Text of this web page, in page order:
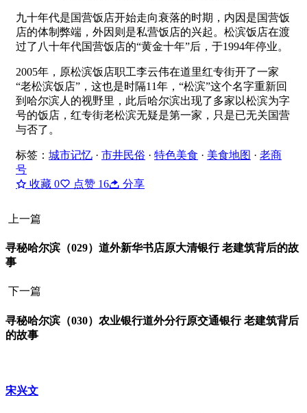
九十年代是国营饭店开始走向衰落的时期，内因是国营饭
店的体制弊端，外因则是私营饭店的兴起。松滨饭店在渡
过了八十年代国营饭店的“黄金十年”后，于1994年停业。
2005年，原松滨饭店职工李云伟在道里红专街开了一家
“老松滨饭店”，这也是时隔11年，“松滨”这个名字重新回
到哈尔滨人的视野里，此后哈尔滨出现了多家以松滨为字
号的饭店，红专街老松滨无疑是第一家，只是已无关国营
与否了。
标签： 城市记忆 · 市井民俗 · 特色美食 · 美食地图 · 老商
号
收藏 0 点赞 16 分享
上一篇
寻秘哈尔滨（029）道外新华书店原大清银行 老建筑背后的故
事
下一篇
寻秘哈尔滨（030）农业银行道外分行原交通银行 老建筑背后
的故事
宋兴文